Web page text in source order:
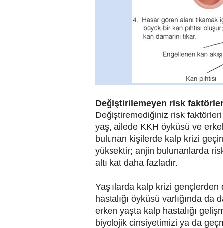
Değiştirilemeyen risk
Değiştiremediğiniz risk
yaş, ailede KKH öyküsü ve
bulunan kişilerde kalp krizi
yüksektir; anjin bulunanlarda
altı kat daha fazladır.
Yaşlılarda kalp krizi gençlerden
hastalığı öyküsü varlığında da
erken yaşta kalp hastalığı
biyolojik cinsiyetimizi ya da